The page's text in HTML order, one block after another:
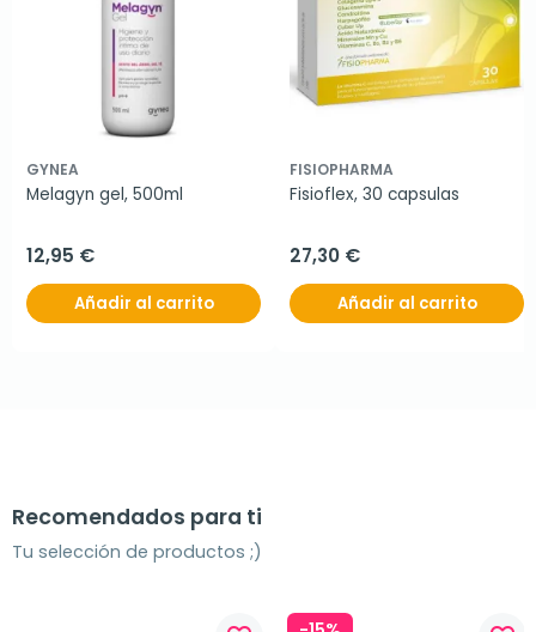
GYNEA
Melagyn gel, 500ml
12,95 €
Añadir al carrito
FISIOPHARMA
Fisioflex, 30 capsulas
27,30 €
Añadir al carrito
Recomendados para ti
Tu selección de productos ;)